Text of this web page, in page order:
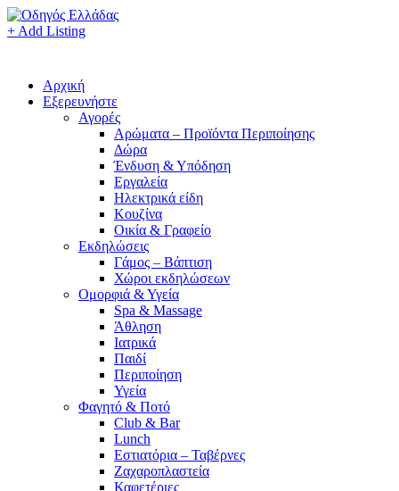
+ Add Listing
Αρχική
Εξερευνήστε
Αγορές
Αρώματα – Προϊόντα Περιποίησης
Δώρα
Ένδυση & Υπόδηση
Εργαλεία
Ηλεκτρικά είδη
Κουζίνα
Οικία & Γραφείο
Εκδηλώσεις
Γάμος – Βάπτιση
Χώροι εκδηλώσεων
Ομορφιά & Υγεία
Spa & Massage
Άθληση
Ιατρικά
Παιδί
Περιποίηση
Υγεία
Φαγητό & Ποτό
Club & Bar
Lunch
Εστιατόρια – Ταβέρνες
Ζαχαροπλαστεία
Καφετέριες